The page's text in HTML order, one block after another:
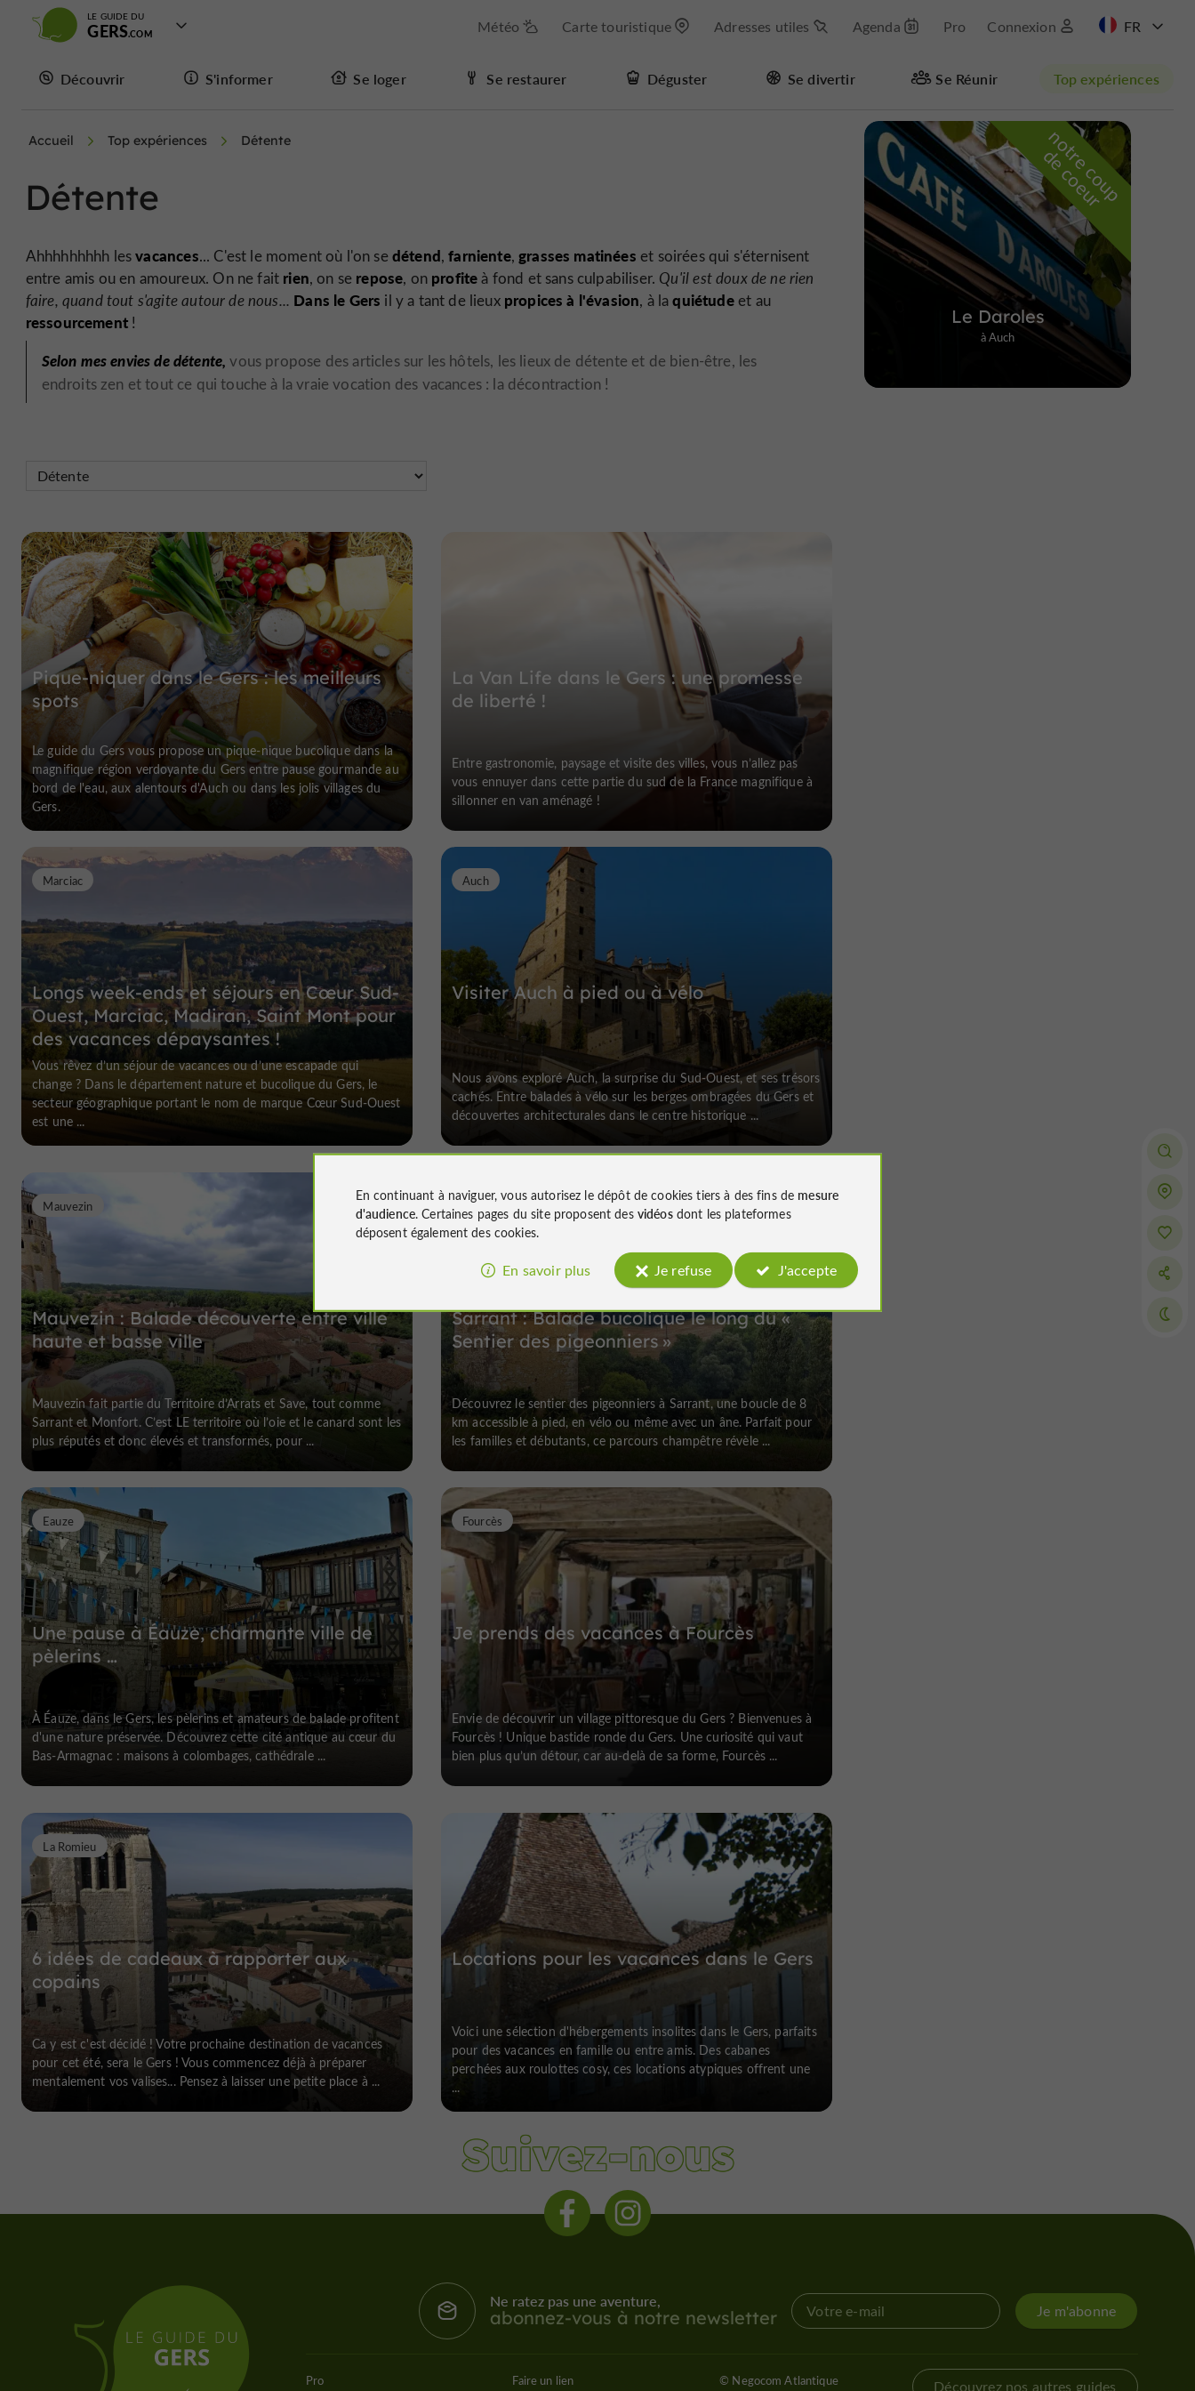
LE GUIDE DU
GERS Météo Carte touristique Adresses utiles Agenda Pro Connexion
Découvrir S'informer Se loger Se restaurer Déguster Se divertir Se Réunir Top expériences
Accueil Top expériences Détente
Détente
Ahhhhhhhhh lesvacances... C'est le moment où l'on sedétend,farniente,grasses matinées et soirées qui s'éternisent
entre amis ou en amoureux. On ne fait rien, on se repose, on profiteà fond et sans culpabiliser. Qu'il est doux de ne rien
faire, quand tout s'agite autour de nous... Dans le Gers il y a tant de lieux propices à l'évasion, à laquiétudeet au
ressourcement !
Selon mes envies de détente, vous propose des articles sur les hôtels, les lieux de détente et de bien-être, les
endroits zen et tout ce qui touche à la vraie vocation des vacances : la décontraction !
Pique-niquer dans le Gers : les meilleurs
spots
Le guide du Gers vous propose un pique-nique bucolique dans la
magnifique région verdoyante du Gers entre pause gourmande au
bord de l'eau, aux alentours d'Auch ou dans les jolis villages du
Gers.
La Van Life dans le Gers : une promesse
de liberté !
Entre gastronomie, paysage et visite des villes, vous n’allez pas
vous ennuyer dans cette partie du sud de la France magnifique à
sillonner en van aménagé !
Longs week-ends et séjours en Cœur Sud-
Ouest, Marciac, Madiran, Saint Mont pour
des vacances dépaysantes !
Marciac
Vous rêvez d’un séjour de vacances ou d’une escapade qui
change ? Dans le département nature et bucolique du Gers, le
secteur géographique portant le nom de marque Cœur Sud-Ouest
est une ...
Visiter Auch à pied ou à vélo
Auch
Nous avons exploré Auch, la surprise du Sud-Ouest, et ses trésors
cachés. Entre balades à vélo sur les berges ombragées du Gers et
découvertes architecturales dans le centre historique ...
Mauvezin : Balade découverte entre ville
haute et basse ville
Mauvezin
Mauvezin fait partie du Territoire d’Arrats et Save, tout comme
Sarrant et Monfort. C’est LE territoire où l’oie et le canard sont les
plus réputés et donc élevés et transformés, pour ...
Sarrant : Balade bucolique le long du «
Sentier des pigeonniers »
Sarrant
Découvrez le sentier des pigeonniers à Sarrant, une boucle de 8
km accessible à pied, en vélo ou même avec un âne. Parfait pour
les familles et débutants, ce parcours champêtre révèle ...
Une pause à Éauze, charmante ville de
pèlerins …
Eauze
À Éauze, dans le Gers, les pèlerins et amateurs de balade profitent
d'une nature préservée. Découvrez cette cité antique au cœur du
Bas-Armagnac : maisons à colombages, cathédrale ...
Je prends des vacances à Fourcès
Fourcès
Envie de découvrir un village pittoresque du Gers ? Bienvenues à
Fourcès ! Unique bastide ronde du Gers. Une curiosité qui vaut
bien plus qu’un détour, car au-delà de sa forme, Fourcès ...
6 idées de cadeaux à rapporter aux
copains
La Romieu
Ca y est c'est décidé ! Votre prochaine destination de vacances
pour cet été, sera le Gers ! Vous commencez déjà à préparer
mentalement vos valises... Pensez à laisser une petite place à ...
Locations pour les vacances dans le Gers
Voici une sélection d'hébergements insolites dans le Gers, parfaits
pour des vacances en famille ou entre amis. Des cabanes
perchées aux roulottes cosy, ces locations atypiques offrent une
...
n
o
t
r
e
c
o
u
p
d
e
c
o
e
u
r
Le Daroles
à Auch
Suivez-nous
Ne ratez pas une aventure,
abonnez-vous à notre newsletter Je m'abonne
Pro Faire un lien © Negocom Atlantique Découvrez nos autres guides
En continuant à naviguer, vous autorisez le dépôt de cookies tiers à des fins de mesure
d'audience. Certaines pages du site proposent des vidéosdont les plateformes
déposent également des cookies.
En savoir plus Je refuse J'accepte